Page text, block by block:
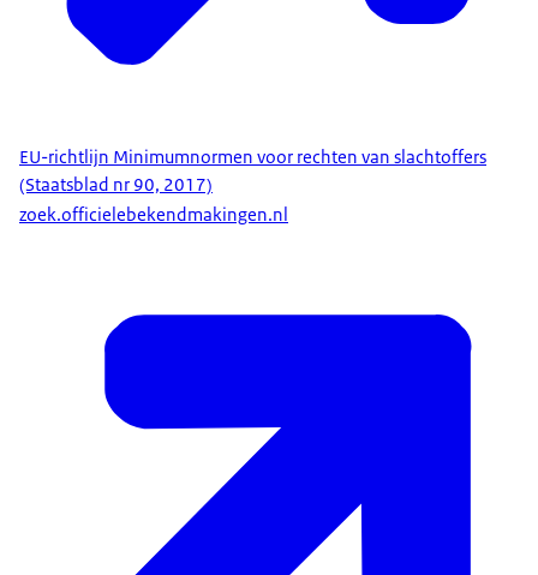
EU-richtlijn Minimumnormen voor rechten van slachtoffers
(Staatsblad nr 90, 2017)
zoek.officielebekendmakingen.nl